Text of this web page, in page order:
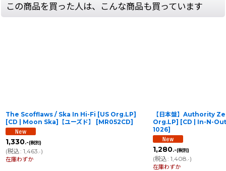
この商品を買った人は、こんな商品も買っています
The Scofflaws / Ska In Hi-Fi [US Org.LP]
[CD | Moon Ska]【ユーズド】
[MR052CD]
1,330.-(税別)
(税込: 1,463 .-)
在庫わずか
【日本盤】Authority
Org.LP] [CD | In-N-
1026]
1,280.-(税別)
(税込: 1,408 .-)
在庫わずか